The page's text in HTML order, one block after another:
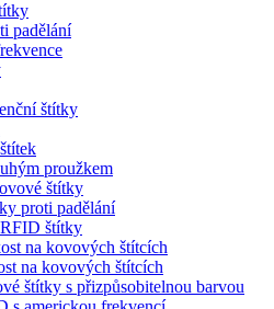
padělání
štítky
proužkem
štítky
proti padělání
štítky
na kovových štítcích
na kovových štítcích
štítky s přizpůsobitelnou barvou